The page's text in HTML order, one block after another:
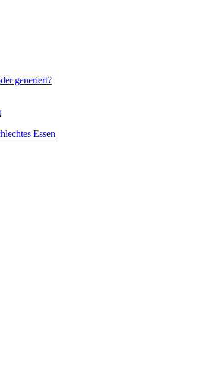
generiert?
Essen